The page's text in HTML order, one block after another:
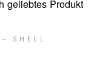
geliebtes Produkt
– SHELL